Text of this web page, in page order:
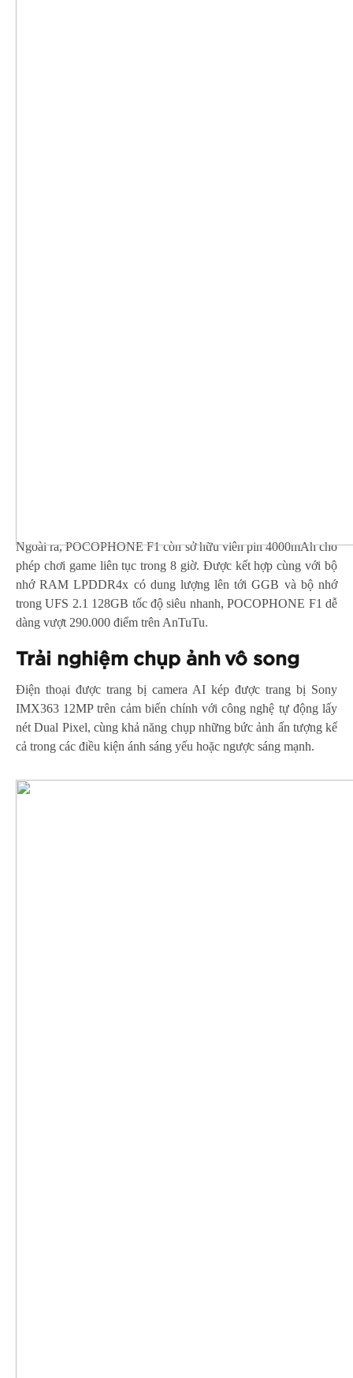
Ngoài ra, POCOPHONE F1 còn sở hữu viên pin 4000mAh cho
phép chơi game liên tục trong 8 giờ. Được kết hợp cùng với bộ
nhớ RAM LPDDR4x có dung lượng lên tới GGB và bộ nhớ
trong UFS 2.1 128GB tốc độ siêu nhanh, POCOPHONE F1 dễ
dàng vượt 290.000 điểm trên AnTuTu.
Trải nghiệm chụp ảnh vô song
Điện thoại được trang bị camera AI kép được trang bị Sony
IMX363 12MP trên cảm biến chính với công nghệ tự động lấy
nét Dual Pixel, cùng khả năng chụp những bức ảnh ấn tượng kể
cả trong các điều kiện ánh sáng yếu hoặc ngược sáng mạnh.